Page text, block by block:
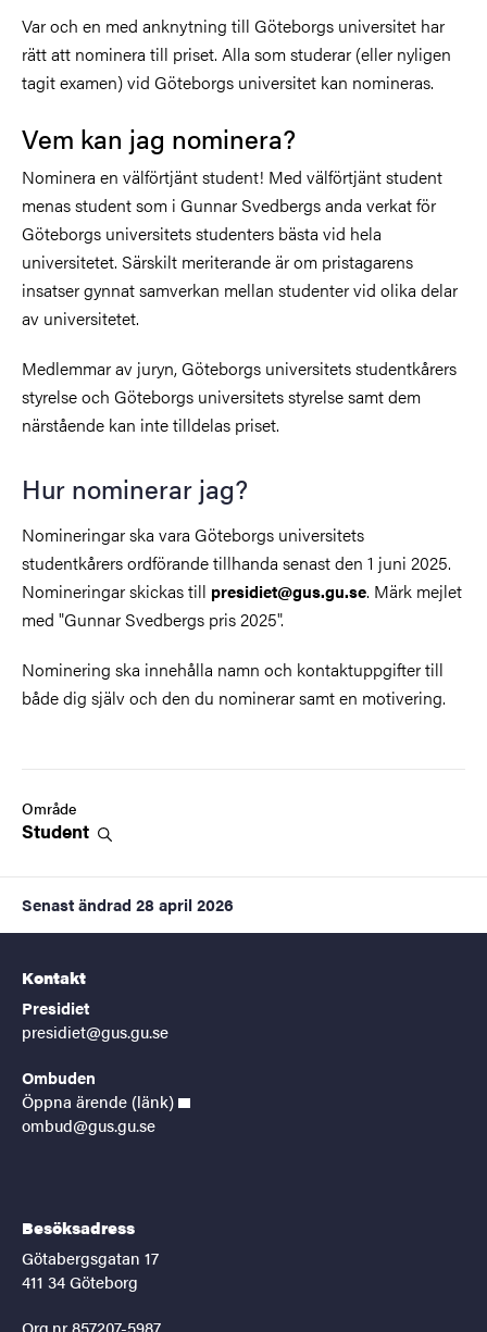
Var och en med anknytning till Göteborgs universitet har
rätt att nominera till priset. Alla som studerar (eller nyligen
tagit examen) vid Göteborgs universitet kan nomineras.
Vem kan jag nominera?
Nominera en välförtjänt student! Med välförtjänt student
menas student som i Gunnar Svedbergs anda verkat för
Göteborgs universitets studenters bästa vid hela
universitetet. Särskilt meriterande är om pristagarens
insatser gynnat samverkan mellan studenter vid olika delar
av universitetet.
Medlemmar av juryn, Göteborgs universitets studentkårers
styrelse och Göteborgs universitets styrelse samt dem
närstående kan inte tilldelas priset.
Hur nominerar jag?
Nomineringar ska vara Göteborgs universitets
studentkårers ordförande tillhanda senast den 1 juni 2025.
Nomineringar skickas till presidiet@gus.gu.se. Märk mejlet
med "Gunnar Svedbergs pris 2025".
Nominering ska innehålla namn och kontaktuppgifter till
både dig själv och den du nominerar samt en motivering.
Område
Student
Senast ändrad 28 april 2026
Kontakt
Presidiet
presidiet@gus.gu.se
Ombuden
Öppna ärende (länk)
ombud@gus.gu.se
Besöksadress
Götabergsgatan 17
411 34 Göteborg
Org.nr 857207-5987